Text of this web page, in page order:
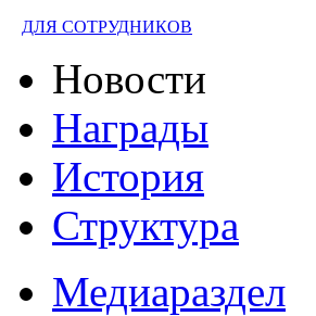
ДЛЯ СОТРУДНИКОВ
Новости
Награды
История
Структура
Медиараздел